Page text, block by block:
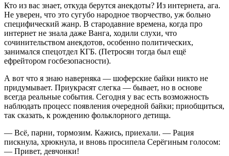
Кто из вас знает, откуда берутся анекдоты? Из интернета, ага.
Не уверен, что это сугубо народное творчество, уж больно
специфический жанр. В стародавние времена, когда про
интернет не знала даже Ванга, ходили слухи, что
сочинительством анекдотов, особенно политических,
занимался спецотдел КГБ. (Петросян тогда был ещё
ефрейтором госбезопасности).
А вот что я знаю наверняка — шоферские байки никто не
придумывает. Приукрасят слегка — бывает, но в основе
всегда реальные события. Сегодня у вас есть возможность
наблюдать процесс появления очередной байки; приобщиться,
так сказать, к рождению фольклорного детища.
— Всё, парни, тормозим. Кажись, приехали. — Рация
пискнула, хрюкнула, и вновь просипела Серёгиным голосом:
— Привет, девчонки!